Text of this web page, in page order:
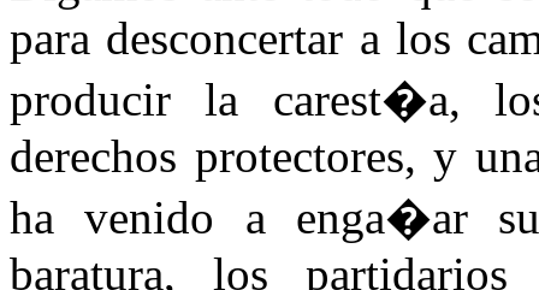
para desconcertar a los
producir la carest�a,
derechos protectores, y
ha venido a enga�ar
baratura, los